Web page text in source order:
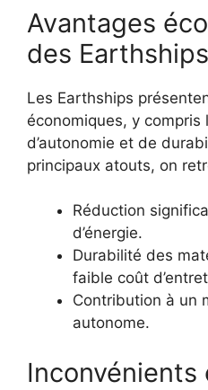
Avantages
des Earthships
Les Earthships
économiques, y compris
d’autonomie et de
principaux atouts, on
Réduction
d’énergie.
Durabilité des
faible coût
Contribution à un
autonome.
Inconvénients